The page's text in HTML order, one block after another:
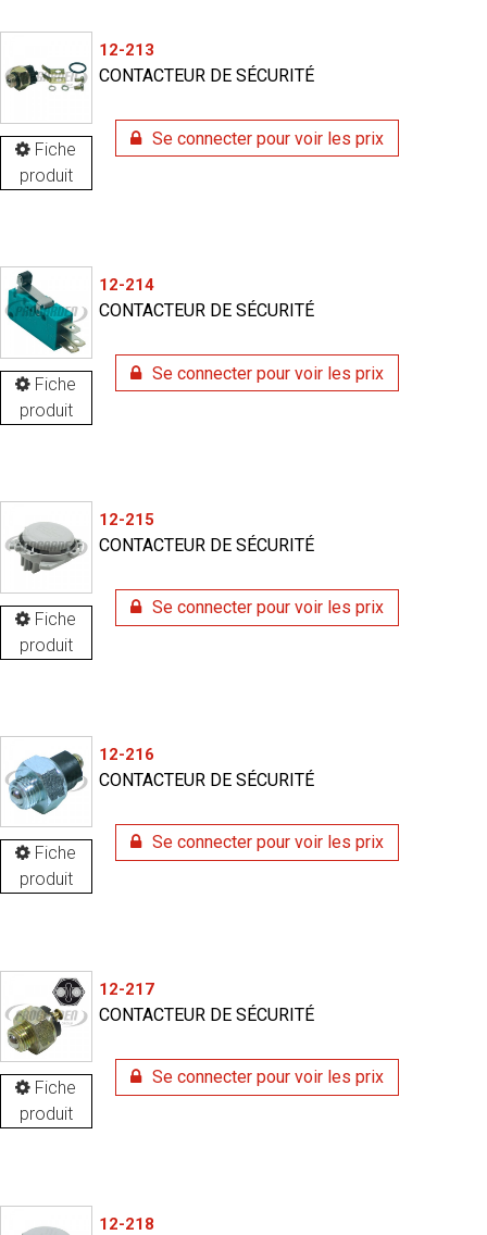
Fiche
produit
12-213
CONTACTEUR DE SÉCURITÉ
Se connecter pour voir les prix
Fiche
produit
12-214
CONTACTEUR DE SÉCURITÉ
Se connecter pour voir les prix
Fiche
produit
12-215
CONTACTEUR DE SÉCURITÉ
Se connecter pour voir les prix
Fiche
produit
12-216
CONTACTEUR DE SÉCURITÉ
Se connecter pour voir les prix
Fiche
produit
12-217
CONTACTEUR DE SÉCURITÉ
Se connecter pour voir les prix
12-218